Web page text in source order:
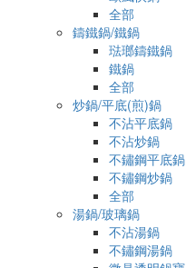
全部
鑄鐵鍋/鐵鍋
琺瑯鑄鐵鍋
鐵鍋
全部
炒鍋/平底(煎)鍋
不沾平底鍋
不沾炒鍋
不鏽鋼平底鍋
不鏽鋼炒鍋
全部
湯鍋/玻璃鍋
不沾湯鍋
不鏽鋼湯鍋